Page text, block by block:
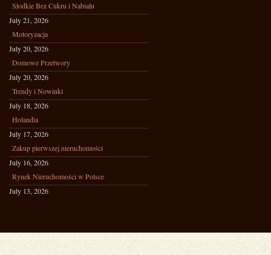
Słodkie Bez Cukru i Nabiału
July 21, 2026
Motoryzacja
July 20, 2026
Domowe Przetwory
July 20, 2026
Trendy i Nowinki
July 18, 2026
Holandia
July 17, 2026
Zakup pierwszej nieruchomości
July 16, 2026
Rynek Nieruchomości w Polsce
July 13, 2026